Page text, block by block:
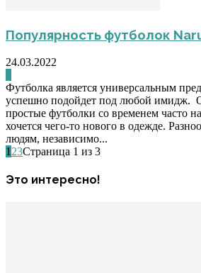
Популярность футболок
24.03.2022
Футболка является универсальным
успешно подойдет под любой имидж.
простые футболки со временем часто
хочется чего-то нового в одежде.
людям, независимо...
1 23Страница 1 из 3
Это интересно!